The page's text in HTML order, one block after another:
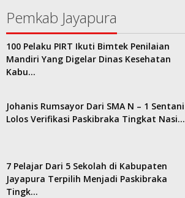
Pemkab Jayapura
100 Pelaku PIRT Ikuti Bimtek Penilaian
Mandiri Yang Digelar Dinas Kesehatan
Kabu…
Johanis Rumsayor Dari SMA N – 1 Sentani
Lolos Verifikasi Paskibraka Tingkat Nasi…
7 Pelajar Dari 5 Sekolah di Kabupaten
Jayapura Terpilih Menjadi Paskibraka
Tingk…